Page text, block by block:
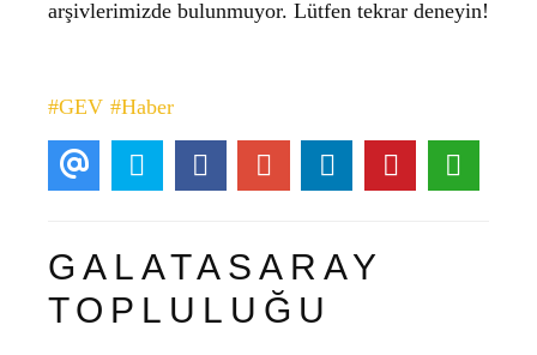
arşivlerimizde bulunmuyor. Lütfen tekrar deneyin!
#GEV #Haber
GALATASARAY
TOPLULUĞU